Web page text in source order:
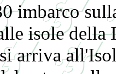
imbarco
isole
arriva